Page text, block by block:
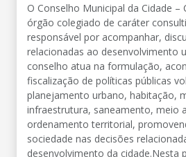
O Conselho Municipal da Cidade –
órgão colegiado de caráter
responsável por acompanhar,
relacionadas ao desenvolvimento
conselho atua na formulação,
fiscalização de políticas públicas
planejamento urbano, habitação,
infraestrutura, saneamento, meio
ordenamento territorial,
sociedade nas decisões
desenvolvimento da cidade.Nesta